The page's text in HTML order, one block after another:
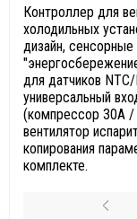
Контроллер для
холодильных
дизайн, сенсорные
для датчиков
универсальный
(компрессор 30A /
вентилятор
копирования
комплекте.